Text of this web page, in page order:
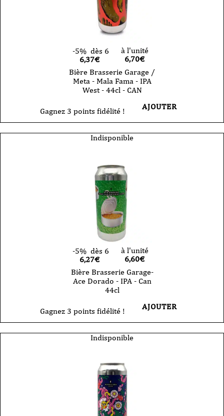
-5% dès 6
6,37€
à l'unité
6,70€
Bière Brasserie Garage /
Meta - Mala Fama - IPA
West - 44cl - CAN
Gagnez 3 points fidélité ! AJOUTER
Indisponible
-5% dès 6
6,27€
à l'unité
6,60€
Bière Brasserie Garage-
Ace Dorado - IPA - Can
44cl
Gagnez 3 points fidélité ! AJOUTER
Indisponible